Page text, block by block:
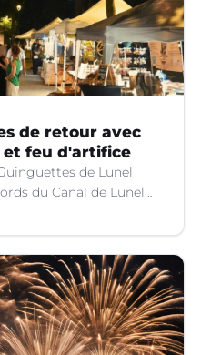
de retour avec
et feu d'artifice
de Lunel
du Canal de Lunel